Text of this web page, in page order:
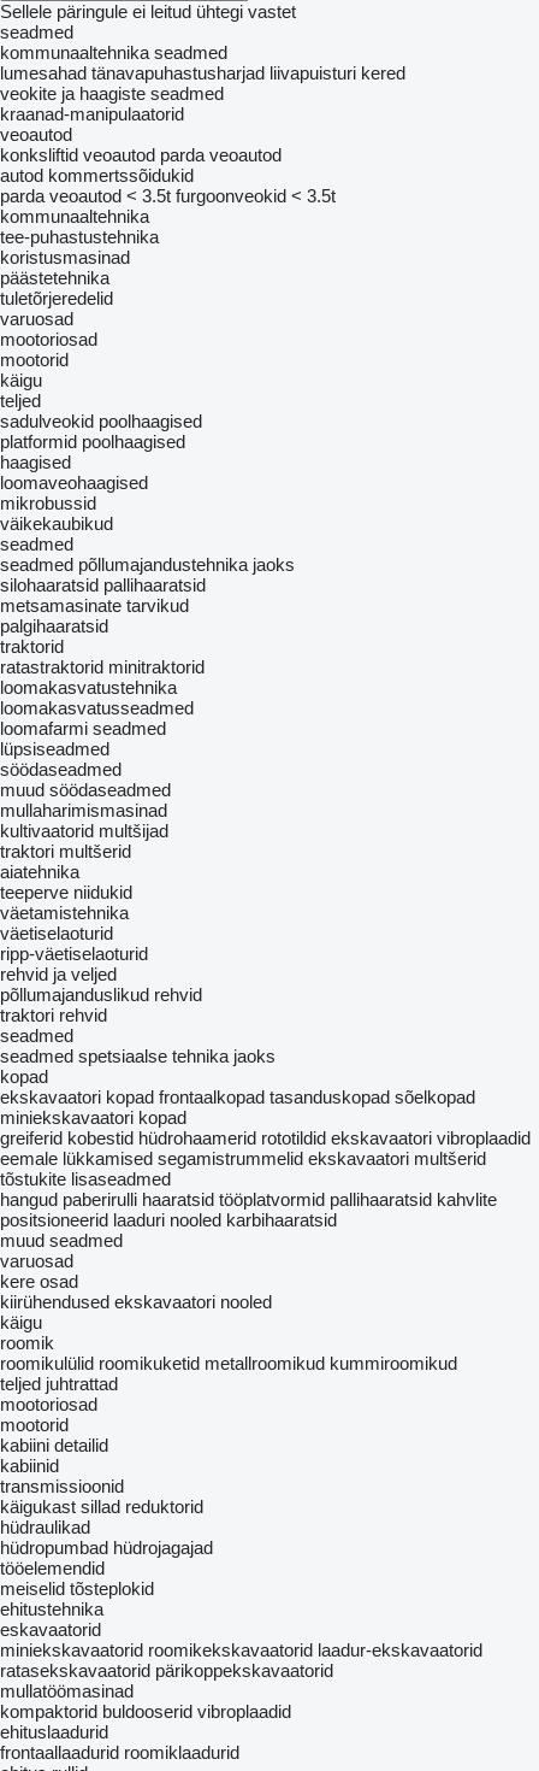
Sellele päringule ei leitud ühtegi vastet
seadmed
kommunaaltehnika seadmed
lumesahad tänavapuhastusharjad liivapuisturi kered
veokite ja haagiste seadmed
kraanad-manipulaatorid
veoautod
konksliftid veoautod parda veoautod
autod kommertssõidukid
parda veoautod < 3.5t furgoonveokid < 3.5t
kommunaaltehnika
tee-puhastustehnika
koristusmasinad
päästetehnika
tuletõrjeredelid
varuosad
mootoriosad
mootorid
käigu
teljed
sadulveokid poolhaagised
platformid poolhaagised
haagised
loomaveohaagised
mikrobussid
väikekaubikud
seadmed
seadmed põllumajandustehnika jaoks
silohaaratsid pallihaaratsid
metsamasinate tarvikud
palgihaaratsid
traktorid
ratastraktorid minitraktorid
loomakasvatustehnika
loomakasvatusseadmed
loomafarmi seadmed
lüpsiseadmed
söödaseadmed
muud söödaseadmed
mullaharimismasinad
kultivaatorid multšijad
traktori multšerid
aiatehnika
teeperve niidukid
väetamistehnika
väetiselaoturid
ripp-väetiselaoturid
rehvid ja veljed
põllumajanduslikud rehvid
traktori rehvid
seadmed
seadmed spetsiaalse tehnika jaoks
kopad
ekskavaatori kopad frontaalkopad tasanduskopad sõelkopad
miniekskavaatori kopad
greiferid kobestid hüdrohaamerid rototildid ekskavaatori vibroplaadid
eemale lükkamised segamistrummelid ekskavaatori multšerid
tõstukite lisaseadmed
hangud paberirulli haaratsid tööplatvormid pallihaaratsid kahvlite
positsioneerid laaduri nooled karbihaaratsid
muud seadmed
varuosad
kere osad
kiirühendused ekskavaatori nooled
käigu
roomik
roomikulülid roomikuketid metallroomikud kummiroomikud
teljed juhtrattad
mootoriosad
mootorid
kabiini detailid
kabiinid
transmissioonid
käigukast sillad reduktorid
hüdraulikad
hüdropumbad hüdrojagajad
tööelemendid
meiselid tõsteplokid
ehitustehnika
eskavaatorid
miniekskavaatorid roomikekskavaatorid laadur-ekskavaatorid
ratasekskavaatorid pärikoppekskavaatorid
mullatöömasinad
kompaktorid buldooserid vibroplaadid
ehituslaadurid
frontaallaadurid roomiklaadurid